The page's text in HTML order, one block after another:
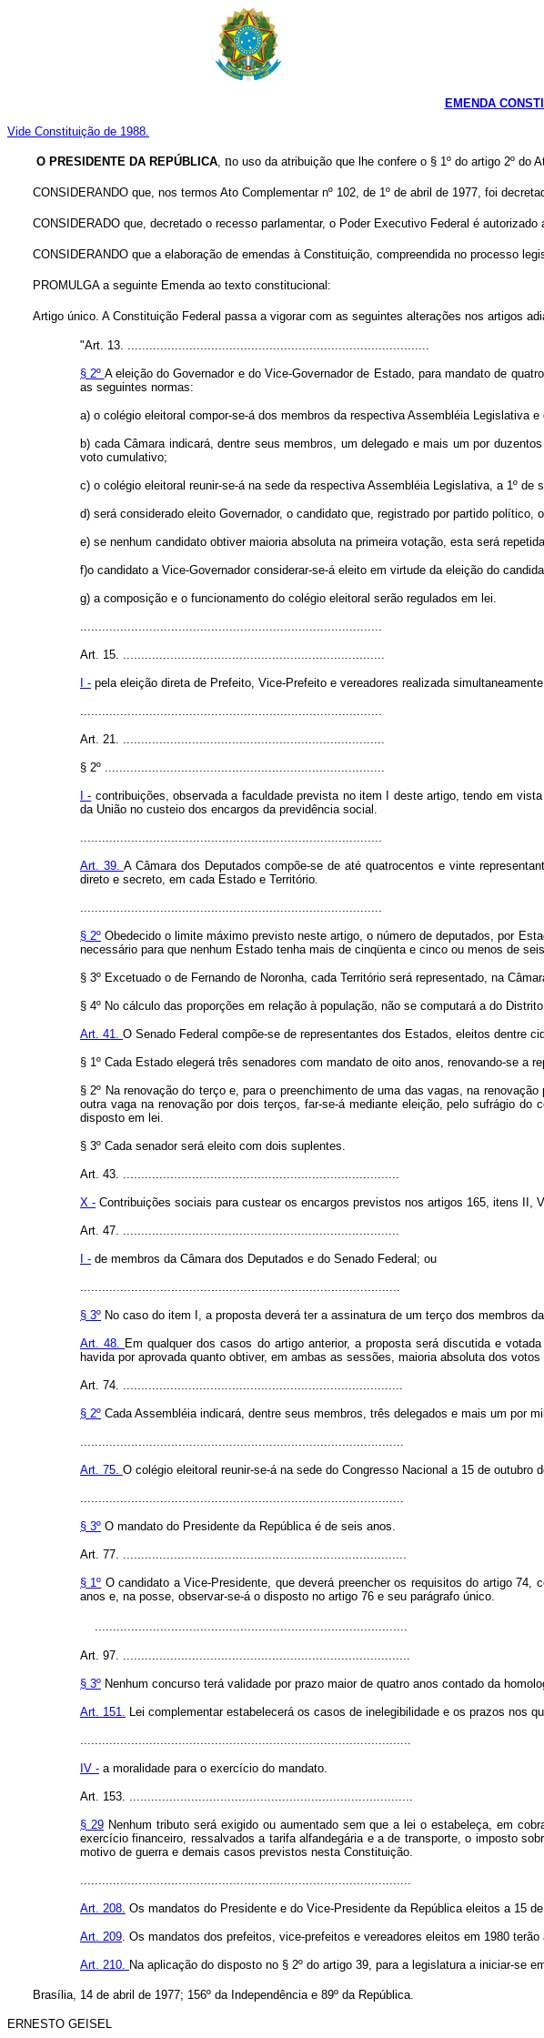
EMENDA
Vide Constituição de 1988.
O PRESIDENTE DA REPÚBLICA, no uso da atribuição que lhe confere o § 1º do artigo 2º do
CONSIDERANDO que, nos termos Ato Complementar nº 102, de 1º de abril de 1977, foi
CONSIDERADO que, decretado o recesso parlamentar, o Poder Executivo Federal é
CONSIDERANDO que a elaboração de emendas à Constituição, compreendida no processo
PROMULGA a seguinte Emenda ao texto constitucional:
Artigo único. A Constituição Federal passa a vigorar com as seguintes alterações nos artigos
"Art. 13. ...................................................................................
§ 2º A eleição do Governador e do Vice-Governador de Estado, para mandato de
as seguintes normas:
a) o colégio eleitoral compor-se-á dos membros da respectiva Assembléia Legislativa
b) cada Câmara indicará, dentre seus membros, um delegado e mais um por
voto cumulativo;
c) o colégio eleitoral reunir-se-á na sede da respectiva Assembléia Legislativa, a 1º de
d) será considerado eleito Governador, o candidato que, registrado por partido político,
e) se nenhum candidato obtiver maioria absoluta na primeira votação, esta será
f)o candidato a Vice-Governador considerar-se-á eleito em virtude da eleição do
g) a composição e o funcionamento do colégio eleitoral serão regulados em lei.
...................................................................................
Art. 15. ........................................................................
I - pela eleição direta de Prefeito, Vice-Prefeito e vereadores realizada
...................................................................................
Art. 21. ........................................................................
§ 2º .............................................................................
I - contribuições, observada a faculdade prevista no item I deste artigo, tendo em
da União no custeio dos encargos da previdência social.
...................................................................................
Art. 39. A Câmara dos Deputados compõe-se de até quatrocentos e vinte
direto e secreto, em cada Estado e Território.
...................................................................................
§ 2º Obedecido o limite máximo previsto neste artigo, o número de deputados, por
necessário para que nenhum Estado tenha mais de cinqüenta e cinco ou menos de
§ 3º Excetuado o de Fernando de Noronha, cada Território será representado, na
§ 4º No cálculo das proporções em relação à população, não se computará a do
Art. 41. O Senado Federal compõe-se de representantes dos Estados, eleitos dentre
§ 1º Cada Estado elegerá três senadores com mandato de oito anos, renovando-se a
§ 2º Na renovação do terço e, para o preenchimento de uma das vagas, na
outra vaga na renovação por dois terços, far-se-á mediante eleição, pelo sufrágio
disposto em lei.
§ 3º Cada senador será eleito com dois suplentes.
Art. 43. ............................................................................
X - Contribuições sociais para custear os encargos previstos nos artigos 165, itens II,
Art. 47. ............................................................................
I - de membros da Câmara dos Deputados e do Senado Federal; ou
........................................................................................
§ 3º No caso do item I, a proposta deverá ter a assinatura de um terço dos membros
Art. 48. Em qualquer dos casos do artigo anterior, a proposta será discutida e
havida por aprovada quanto obtiver, em ambas as sessões, maioria absoluta dos
Art. 74. .............................................................................
§ 2º Cada Assembléia indicará, dentre seus membros, três delegados e mais um por
.........................................................................................
Art. 75. O colégio eleitoral reunir-se-á na sede do Congresso Nacional a 15 de outubro
.........................................................................................
§ 3º O mandato do Presidente da República é de seis anos.
Art. 77. ..............................................................................
§ 1º O candidato a Vice-Presidente, que deverá preencher os requisitos do artigo
anos e, na posse, observar-se-á o disposto no artigo 76 e seu parágrafo único.
......................................................................................
Art. 97. ...............................................................................
§ 3º Nenhum concurso terá validade por prazo maior de quatro anos contado da
Art. 151. Lei complementar estabelecerá os casos de inelegibilidade e os prazos nos
...........................................................................................
IV - a moralidade para o exercício do mandato.
Art. 153. ..............................................................................
§ 29Nenhum tributo será exigido ou aumentado sem que a lei o estabeleça, em
exercício financeiro, ressalvados a tarifa alfandegária e a de transporte, o imposto
motivo de guerra e demais casos previstos nesta Constituição.
...........................................................................................
Art. 208. Os mandatos do Presidente e do Vice-Presidente da República eleitos a 15
Art. 209. Os mandatos dos prefeitos, vice-prefeitos e vereadores eleitos em 1980 terão
Art. 210. Na aplicação do disposto no § 2º do artigo 39, para a legislatura a iniciar-se
Brasília, 14 de abril de 1977; 156º da Independência e 89º da República.
ERNESTO GEISEL